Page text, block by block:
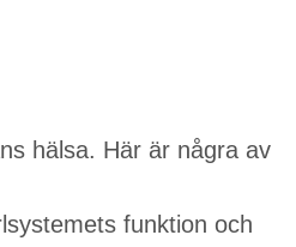
hälsa. Här är några av
funktion och